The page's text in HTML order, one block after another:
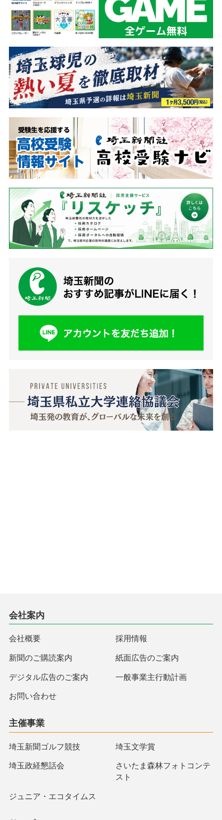
会社案内
会社概要 採用情報
新聞のご購読案内 紙面広告のご案内
デジタル広告のご案内 一般事業主行動計画
お問い合わせ
主催事業
埼玉新聞ゴルフ競技 埼玉文学賞
埼玉政経懇話会
さいたま森林フォトコンテ
スト
ジュニア・エコタイムス